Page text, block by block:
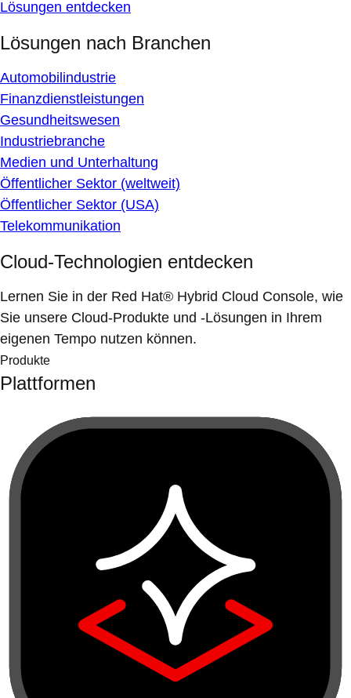
Lösungen entdecken
Lösungen nach Branchen
Automobilindustrie
Finanzdienstleistungen
Gesundheitswesen
Industriebranche
Medien und Unterhaltung
Öffentlicher Sektor (weltweit)
Öffentlicher Sektor (USA)
Telekommunikation
Cloud-Technologien entdecken
Lernen Sie in der Red Hat® Hybrid Cloud Console, wie
Sie unsere Cloud-Produkte und -Lösungen in Ihrem
eigenen Tempo nutzen können.
Produkte
Plattformen